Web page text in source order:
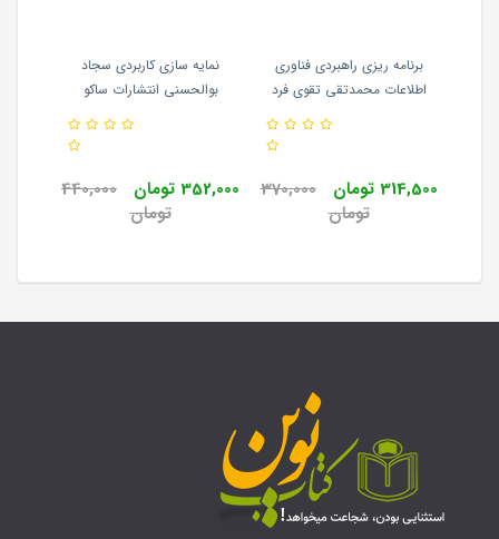
برنامه ریزی راهبردی فناوری
اطلاعات محمدتقی تقوی فرد
314,500 تومان
370,000
تومان
نمایه سازی کاربردی سجاد
بوالحسنی انتشارات ساکو
352,000 تومان
440,000
تومان